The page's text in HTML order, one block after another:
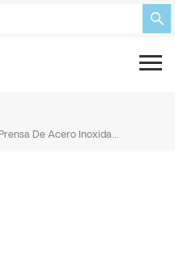
Accesorios De Tubería De Prensa De Acero Inoxidable Con Perfil En V